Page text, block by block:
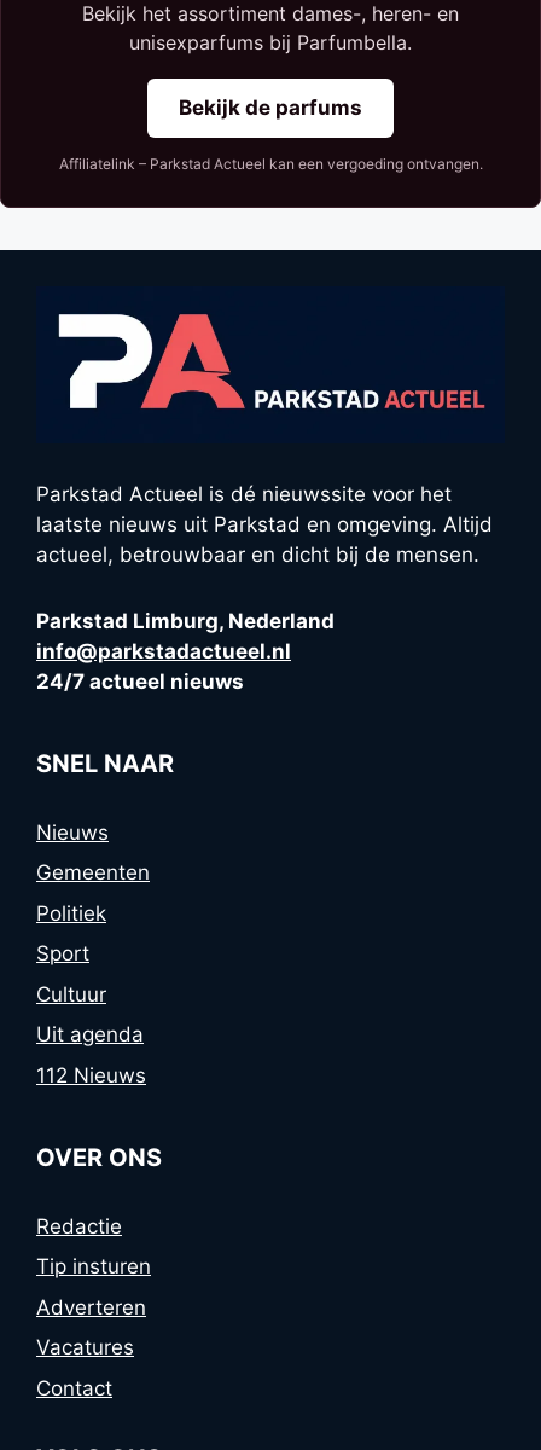
Bekijk het assortiment dames-, heren- en
unisexparfums bij Parfumbella.
Bekijk de parfums
Affiliatelink – Parkstad Actueel kan een vergoeding ontvangen.
Parkstad Actueel is dé nieuwssite voor het
laatste nieuws uit Parkstad en omgeving. Altijd
actueel, betrouwbaar en dicht bij de mensen.
Parkstad Limburg, Nederland
info@parkstadactueel.nl
24/7 actueel nieuws
SNEL NAAR
Nieuws
Gemeenten
Politiek
Sport
Cultuur
Uit agenda
112 Nieuws
OVER ONS
Redactie
Tip insturen
Adverteren
Vacatures
Contact